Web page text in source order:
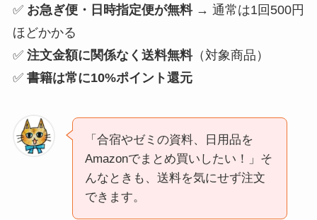
✅ お急ぎ便・日時指定便が無料→ 通常は1回500円
ほどかかる
✅ 注文金額に関係なく送料無料（対象商品）
✅ 書籍は常に10%ポイント還元
「合宿やゼミの資料、日用品を
Amazonでまとめ買いしたい！」そ
んなときも、送料を気にせず注文
できます。